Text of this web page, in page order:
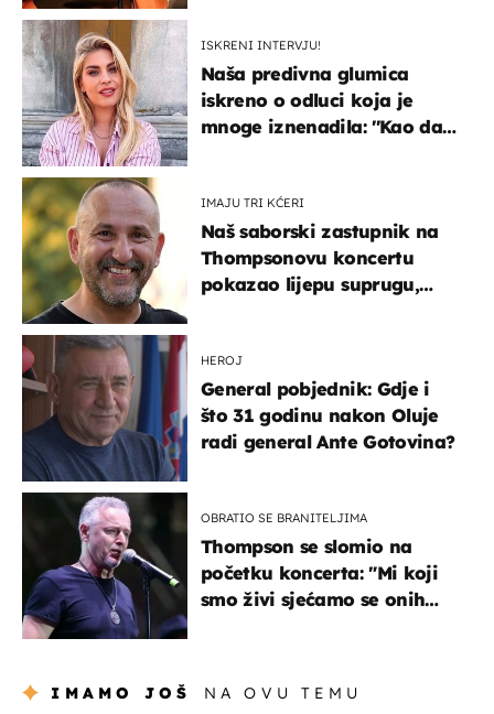
ISKRENI INTERVJU!
Naša predivna glumica
iskreno o odluci koja je
mnoge iznenadila: ''Kao da
IMAJU TRI KĆERI
Naš saborski zastupnik na
Thompsonovu koncertu
pokazao lijepu suprugu,
HEROJ
General pobjednik: Gdje i
što 31 godinu nakon Oluje
radi general Ante Gotovina?
OBRATIO SE BRANITELJIMA
Thompson se slomio na
početku koncerta: "Mi koji
smo živi sjećamo se onih
IMAMO JOŠ NA OVU TEMU